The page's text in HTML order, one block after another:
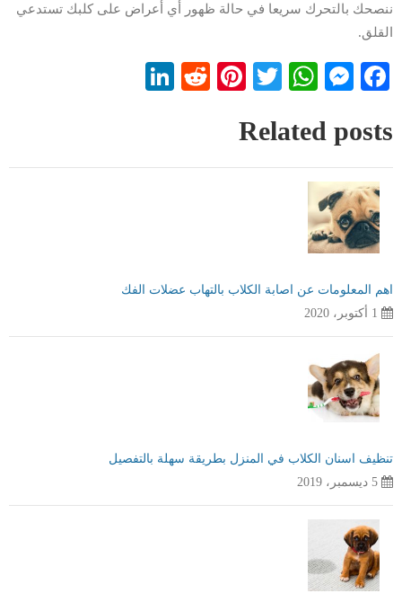
ننصحك بالتحرك سريعا في حالة ظهور أي أعراض على كلبك تستدعي
القلق.
Facebook
Messenger
WhatsApp
Twitter
Pinterest
Reddit
Related posts
اهم المعلومات عن اصابة الكلاب بالتهاب عضلات الفك
1 أكتوبر، 2020
تنظيف اسنان الكلاب في المنزل بطريقة سهلة بالتفصيل
5 ديسمبر، 2019